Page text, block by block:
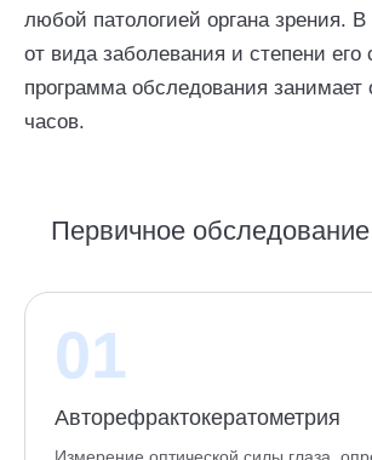
любой патологией органа зрения.
от вида заболевания и степени его
программа обследования занимает
часов.
Первичное
01
Авторефрактокератометрия